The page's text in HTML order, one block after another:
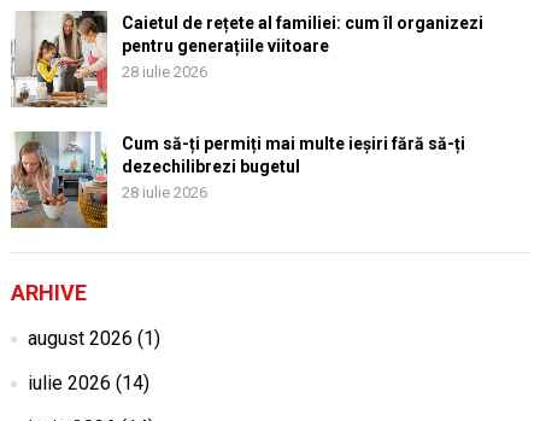
Caietul de rețete al familiei: cum îl organizezi
pentru generațiile viitoare
28 iulie 2026
Cum să-ți permiți mai multe ieșiri fără să-ți
dezechilibrezi bugetul
28 iulie 2026
ARHIVE
august 2026 (1)
iulie 2026 (14)